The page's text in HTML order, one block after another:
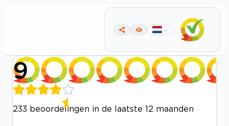
9
233 beoordelingen in de laatste 12 maanden